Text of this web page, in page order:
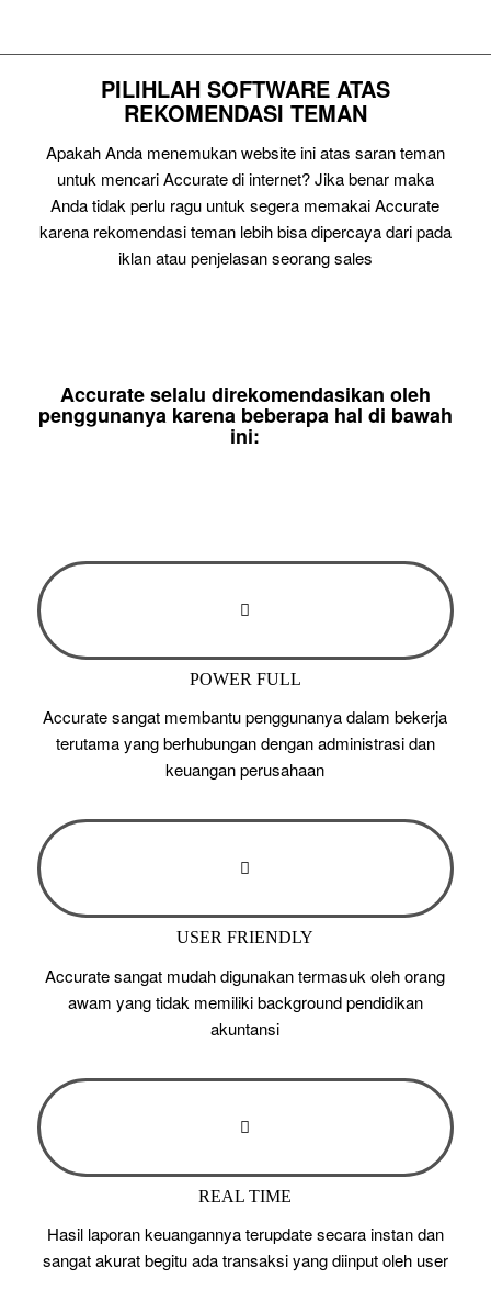
PILIHLAH SOFTWARE ATAS
REKOMENDASI TEMAN
Apakah Anda menemukan website ini atas saran teman
untuk mencari Accurate di internet? Jika benar maka
Anda tidak perlu ragu untuk segera memakai Accurate
karena rekomendasi teman lebih bisa dipercaya dari pada
iklan atau penjelasan seorang sales
Accurate selalu direkomendasikan oleh
penggunanya karena beberapa hal di bawah
ini:
POWER FULL
Accurate sangat membantu penggunanya dalam bekerja
terutama yang berhubungan dengan administrasi dan
keuangan perusahaan
USER FRIENDLY
Accurate sangat mudah digunakan termasuk oleh orang
awam yang tidak memiliki background pendidikan
akuntansi
REAL TIME
Hasil laporan keuangannya terupdate secara instan dan
sangat akurat begitu ada transaksi yang diinput oleh user